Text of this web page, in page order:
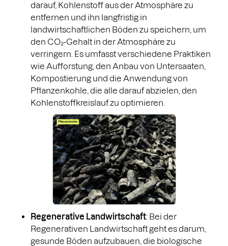
darauf, Kohlenstoff aus der Atmosphäre zu
entfernen und ihn langfristig in
landwirtschaftlichen Böden zu speichern, um
den CO₂-Gehalt in der Atmosphäre zu
verringern. Es umfasst verschiedene Praktiken
wie Aufforstung, den Anbau von Untersaaten,
Kompostierung und die Anwendung von
Pflanzenkohle, die alle darauf abzielen, den
Kohlenstoffkreislauf zu optimieren.
Regenerative Landwirtschaft: Bei der
Regenerativen Landwirtschaft geht es darum,
gesunde Böden aufzubauen, die biologische